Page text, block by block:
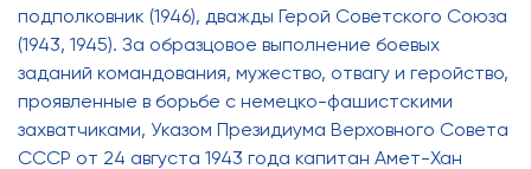
подполковник (1946), дважды Герой Советского Союза
(1943, 1945). За образцовое выполнение боевых
заданий командования, мужество, отвагу и геройство,
проявленные в борьбе с немецко-фашистскими
захватчиками, Указом Президиума Верховного Совета
СССР от 24 августа 1943 года капитан Амет-Хан